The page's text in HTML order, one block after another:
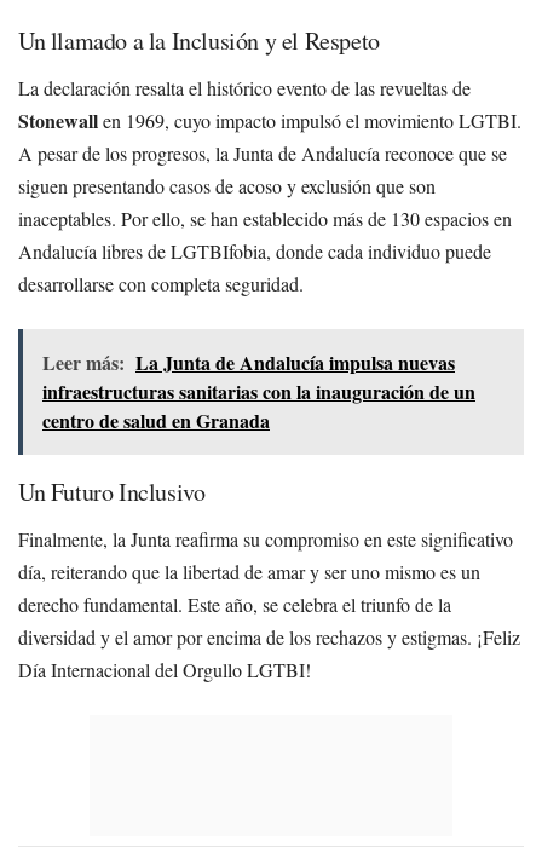
Un llamado a la Inclusión y el Respeto
La declaración resalta el histórico evento de las revueltas de
Stonewallen 1969, cuyo impacto impulsó el movimiento LGTBI.
A pesar de los progresos, la Junta de Andalucía reconoce que se
siguen presentando casos de acoso y exclusión que son
inaceptables. Por ello, se han establecido más de 130 espacios en
Andalucía libres de LGTBIfobia, donde cada individuo puede
desarrollarse con completa seguridad.
Leer más: La Junta de Andalucía impulsa nuevas
infraestructuras sanitarias con la inauguración de un
centro de salud en Granada
Un Futuro Inclusivo
Finalmente, la Junta reafirma su compromiso en este significativo
día, reiterando que la libertad de amar y ser uno mismo es un
derecho fundamental. Este año, se celebra el triunfo de la
diversidad y el amor por encima de los rechazos y estigmas. ¡Feliz
Día Internacional del Orgullo LGTBI!